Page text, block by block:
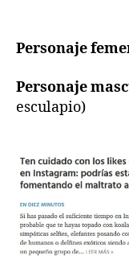
Personaje
Personaje
esculapio)